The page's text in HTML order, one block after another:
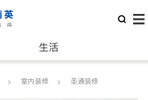
生活
律师
室内装修 圣通装修